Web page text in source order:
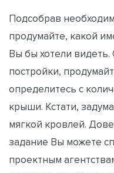
Подсобрав
продумайте, какой
Вы бы хотели
постройки,
определитесь с
крыши. Кстати,
мягкой кровлей.
задание Вы можете
проектным